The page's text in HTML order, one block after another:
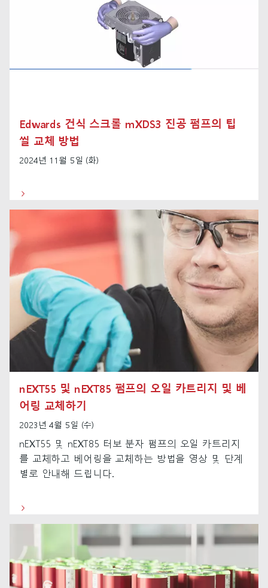
Edwards 건식 스크롤 mXDS3 진공 펌프의 팁
씰 교체 방법
2024년 11월 5일 (화)
nEXT55 및 nEXT85 펌프의 오일 카트리지 및 베
어링 교체하기
2023년 4월 5일 (수)
nEXT55 및 nEXT85 터보 분자 펌프의 오일 카트리지
를 교체하고 베어링을 교체하는 방법을 영상 및 단계
별로 안내해 드립니다.